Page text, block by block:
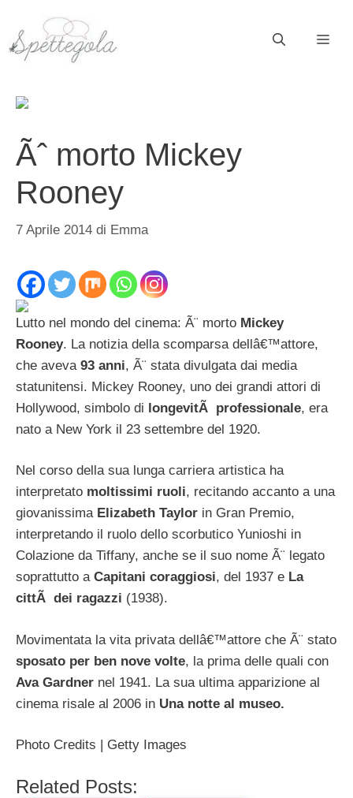
contenuto
Ãˆ morto Mickey
Rooney
7 Aprile 2014 di Emma
Lutto nel mondo del cinema: Ã¨ morto Mickey
Rooney. La notizia della scomparsa dellâ€™attore,
che aveva 93 anni, Ã¨ stata divulgata dai media
statunitensi. Mickey Rooney, uno dei grandi attori di
Hollywood, simbolo di longevitÃ professionale, era
nato a New York il 23 settembre del 1920.
Nel corso della sua lunga carriera artistica ha
interpretato moltissimi ruoli, recitando accanto a una
giovanissima Elizabeth Taylor in Gran Premio,
interpretando il ruolo dello scorbutico Yunioshi in
Colazione da Tiffany, anche se il suo nome Ã¨ legato
soprattutto a Capitani coraggiosi, del 1937 e La
cittÃ dei ragazzi (1938).
Movimentata la vita privata dellâ€™attore che Ã¨ stato
sposato per ben nove volte, la prima delle quali con
Ava Gardner nel 1941. La sua ultima apparizione al
cinema risale al 2006 in Una notte al museo.
Photo Credits | Getty Images
Related Posts: